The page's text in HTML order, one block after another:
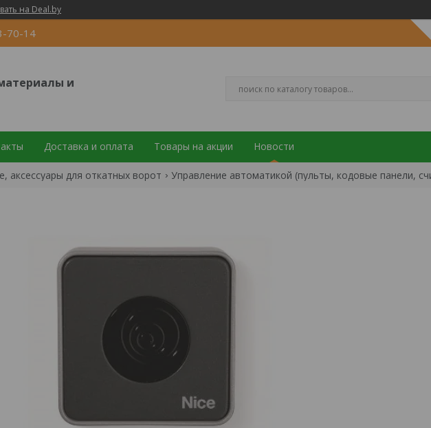
на Deal.by
70-14
и
Доставка и оплата Товары на акции Новости
аксессуары для откатных ворот Управление автоматикой (пульты, кодовые панели,